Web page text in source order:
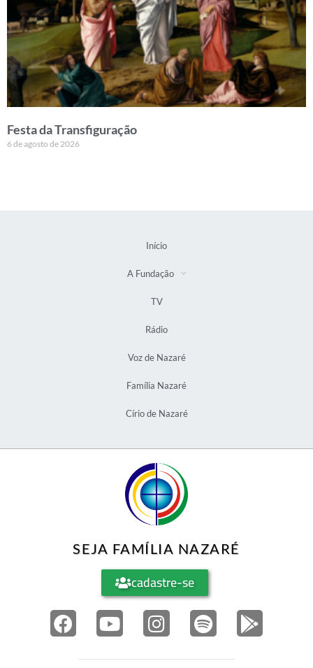
Festa da Transfiguração
6 de agosto de 2026
Início
A Fundação
TV
Rádio
Voz de Nazaré
Família Nazaré
Círio de Nazaré
SEJA FAMÍLIA NAZARÉ
cadastre-se